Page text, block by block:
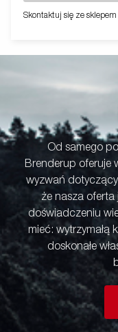
Skontaktuj się ze
Od samego
Brenderup oferuje
wyzwań
że nasza oferta
doświadczeniu
mieć: wytrzymałą
doskonałe